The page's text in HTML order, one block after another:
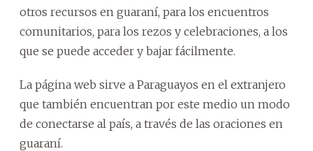
otros recursos en guaraní, para los encuentros
comunitarios, para los rezos y celebraciones, a los
que se puede acceder y bajar fácilmente.
La página web sirve a Paraguayos en el extranjero
que también encuentran por este medio un modo
de conectarse al país, a través de las oraciones en
guaraní.